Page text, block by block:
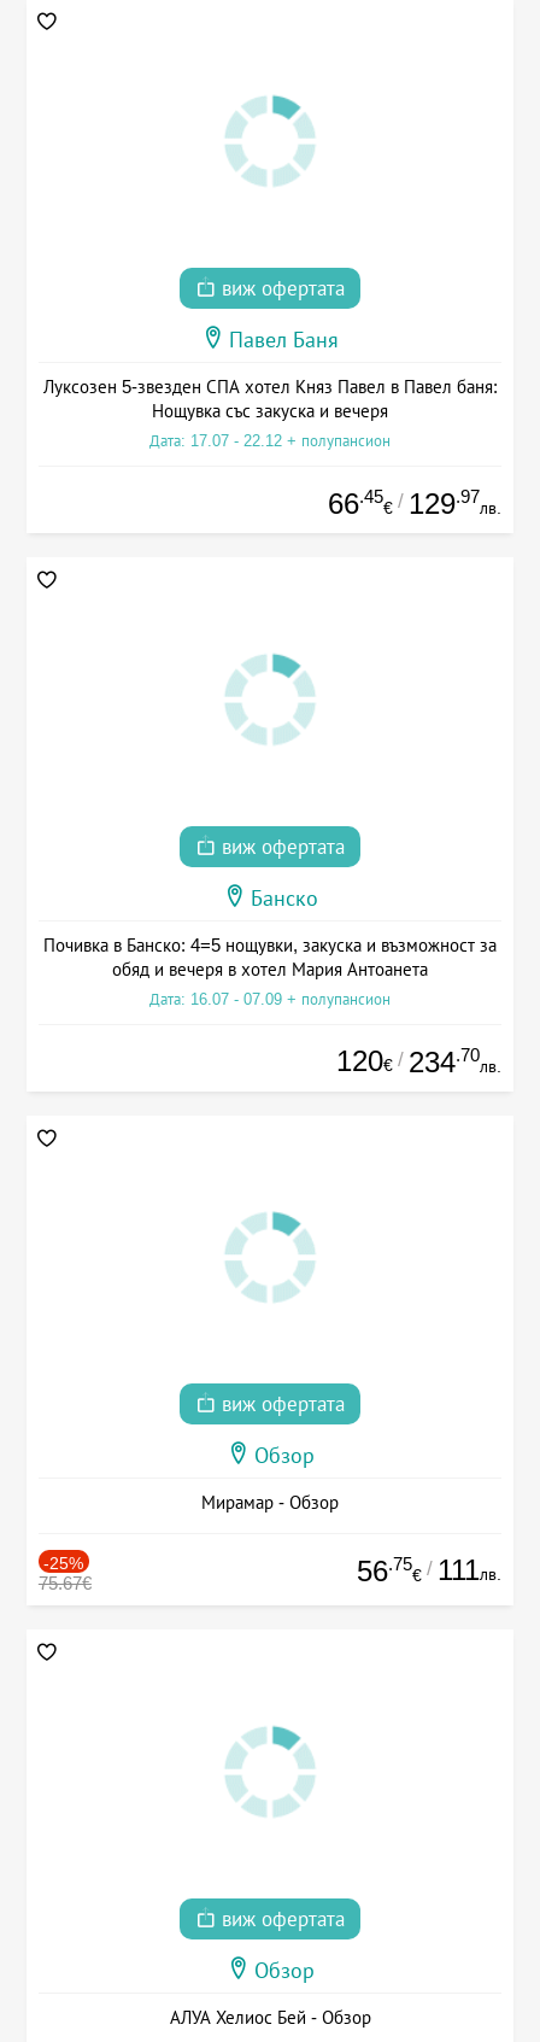
виж офертата
Павел Баня
Луксозен 5-звезден СПА хотел Княз Павел в Павел баня:
Нощувка със закуска и вечеря
Дата: 17.07 - 22.12 + полупансион
66.45
€ / 129.97
лв.
виж офертата
Банско
Почивка в Банско: 4=5 нощувки, закуска и възможност за
обяд и вечеря в хотел Мария Антоанета
Дата: 16.07 - 07.09 + полупансион
120€ / 234.70
лв.
виж офертата
Обзор
Мирамар - Обзор
-25%
75.67€ 56.75
€ / 111лв.
виж офертата
Обзор
АЛУА Хелиос Бей - Обзор